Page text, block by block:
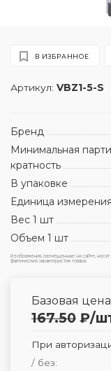
Артикул: VBZ1-5-S
В ИЗБРАННОЕ
Бренд
Минимальная
кратность
В упаковке
Единица измерения
Вес 1 шт
Объем 1 шт
Изображения, размещенные на сайте, носят
фактических характеристик товара.
Базовая
167.50 ₽/
При
/ без: